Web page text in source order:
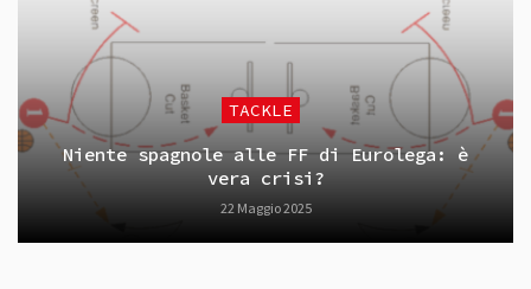
TACKLE
Niente spagnole alle FF di Eurolega: è
vera crisi?
22 Maggio 2025